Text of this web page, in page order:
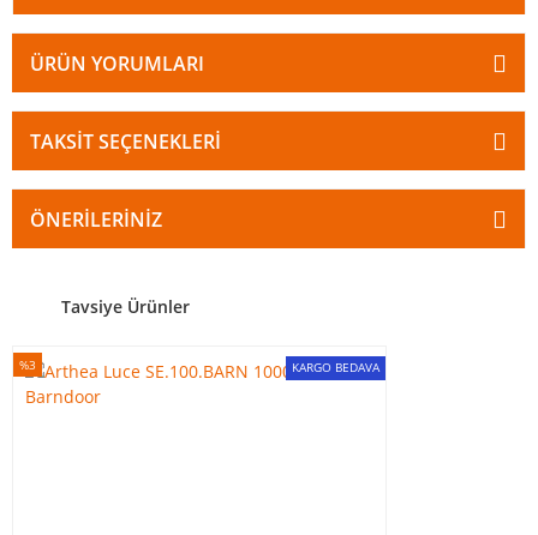
ÜRÜN YORUMLARI
TAKSIT SEÇENEKLERI
ÖNERILERINIZ
Tavsiye Ürünler
KARGO BEDAVA
%3